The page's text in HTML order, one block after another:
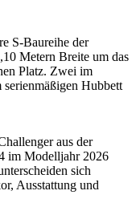
S-Baureihe der
Metern Breite um das
Platz. Zwei im
Hubbett
aus der
im Modelljahr 2026
sich
Ausstattung und